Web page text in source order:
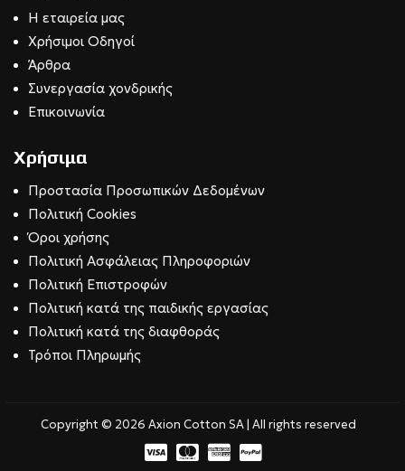
Η εταιρεία μας
Χρήσιμοι Οδηγοί
Άρθρα
Συνεργασία χονδρικής
Επικοινωνία
Χρήσιμα
Προστασία Προσωπικών Δεδομένων
Πολιτική Cookies
Όροι χρήσης
Πολιτική Ασφάλειας Πληροφοριών
Πολιτική Επιστροφών
Πολιτική κατά της παιδικής εργασίας
Πολιτική κατά της διαφθοράς
Τρόποι Πληρωμής
Copyright © 2026 Axion Cotton SA | All rights reserved